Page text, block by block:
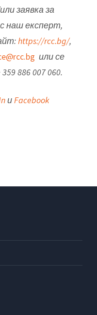
заявка за
наш експерт,
https://rcc.bg/,
или се
886 007 060.
иFacebook